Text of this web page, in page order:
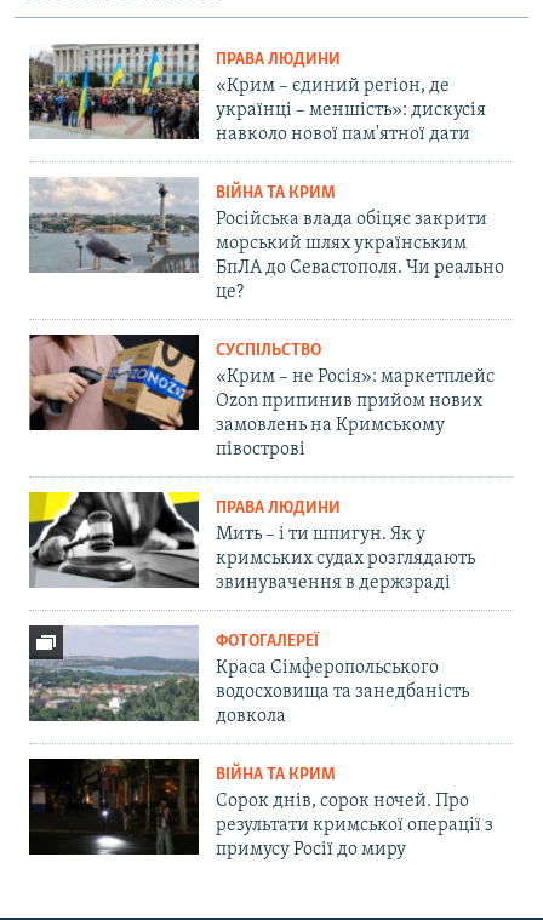
ПРАВА ЛЮДИНИ
«Крим – єдиний регіон, де
українці – меншість»: дискусія
навколо нової пам'ятної дати
ВІЙНА ТА КРИМ
Російська влада обіцяє закрити
морський шлях українським
БпЛА до Севастополя. Чи реально
це?
СУСПІЛЬСТВО
«Крим – не Росія»: маркетплейс
Ozon припинив прийом нових
замовлень на Кримському
півострові
ПРАВА ЛЮДИНИ
Мить – і ти шпигун. Як у
кримських судах розглядають
звинувачення в держзраді
ФОТОГАЛЕРЕЇ
Краса Сімферопольського
водосховища та занедбаність
довкола
ВІЙНА ТА КРИМ
Сорок днів, сорок ночей. Про
результати кримської операції з
примусу Росії до миру